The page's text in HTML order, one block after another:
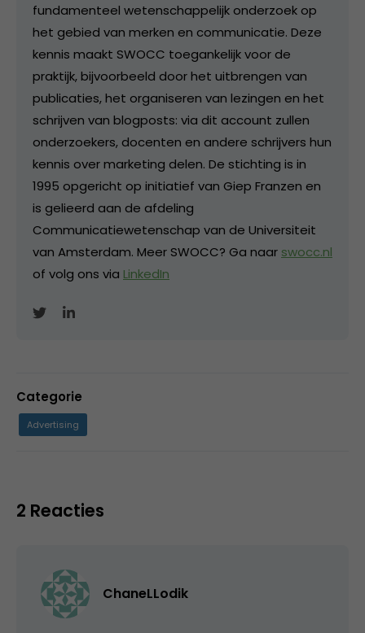
fundamenteel wetenschappelijk onderzoek op
het gebied van merken en communicatie. Deze
kennis maakt SWOCC toegankelijk voor de
praktijk, bijvoorbeeld door het uitbrengen van
publicaties, het organiseren van lezingen en het
schrijven van blogposts: via dit account zullen
onderzoekers, docenten en andere schrijvers hun
kennis over marketing delen. De stichting is in
1995 opgericht op initiatief van Giep Franzen en
is gelieerd aan de afdeling
Communicatiewetenschap van de Universiteit
van Amsterdam. Meer SWOCC? Ga naar swocc.nl
of volg ons via LinkedIn
Categorie
Advertising
2 Reacties
ChaneLLodik